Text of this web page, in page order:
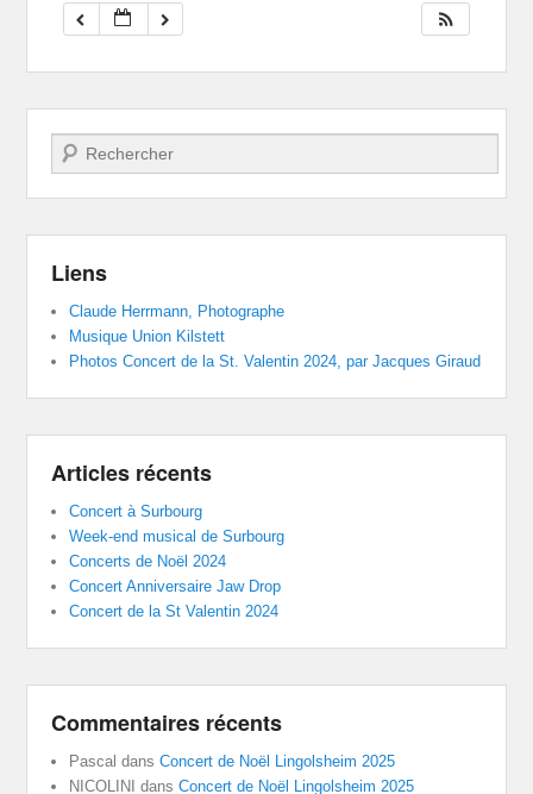
Recherche
Liens
Claude Herrmann, Photographe
Musique Union Kilstett
Photos Concert de la St. Valentin 2024, par Jacques Giraud
Articles récents
Concert à Surbourg
Week-end musical de Surbourg
Concerts de Noël 2024
Concert Anniversaire Jaw Drop
Concert de la St Valentin 2024
Commentaires récents
Pascal dansConcert de Noël Lingolsheim 2025
NICOLINI
dansConcert de Noël Lingolsheim 2025